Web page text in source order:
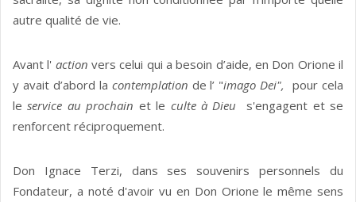
autre qualité de vie.
Avant l' actionvers celui qui a besoin d’aide, en Don Orione il
y avait d’abord la contemplation de l’ "imago Dei",pour cela
leservice au prochain et le culte à Dieu s'engagent et se
renforcent réciproquement.
Don Ignace Terzi, dans ses souvenirs personnels du
Fondateur, a noté d'avoir vu en Don Orione le même sens